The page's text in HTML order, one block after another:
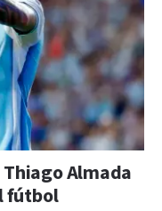
Almada
fútbol